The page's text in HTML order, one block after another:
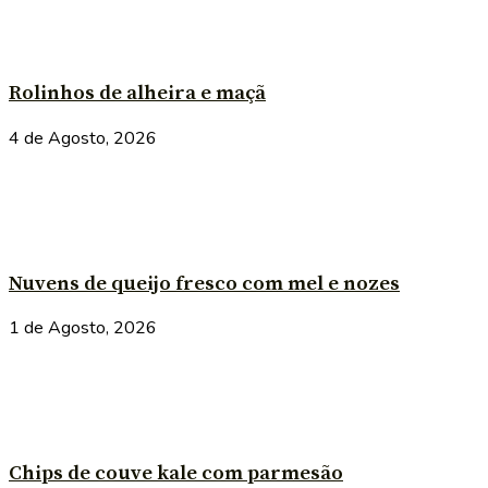
Rolinhos de alheira e maçã
4 de Agosto, 2026
Nuvens de queijo fresco com mel e nozes
1 de Agosto, 2026
Chips de couve kale com parmesão